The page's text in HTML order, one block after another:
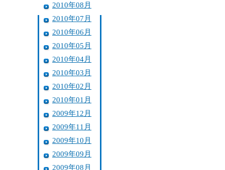
2010年08月
2010年07月
2010年06月
2010年05月
2010年04月
2010年03月
2010年02月
2010年01月
2009年12月
2009年11月
2009年10月
2009年09月
2009年08月